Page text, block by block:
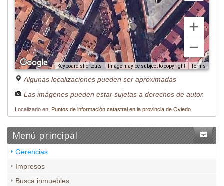
Keyboard shortcuts Image may be subject to copyright Terms
Algunas localizaciones pueden ser aproximadas
Las imágenes pueden estar sujetas a derechos de autor.
Localizado en: Puntos de información catastral en la provincia de Oviedo
Menú principal
Gerencias
Impresos
Busca inmuebles